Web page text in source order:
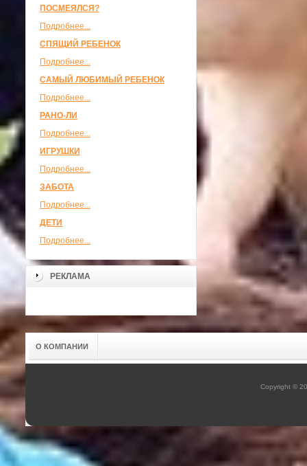
ПОСМЕЯЛСЯ?
Подробнее...
СПЯЩИЙ РЕБЕНОК
Подробнее...
САМЫЙ ЛЮБИМЫЙ РЕБЕНОК
Подробнее...
РАНО-ЛИ
Подробнее...
ИГРУШКИ
Подробнее...
ЗАБОТА
Подробнее...
ДЕТИ
Подробнее...
РЕКЛАМА
О КОМПАНИИ
Copyright ©